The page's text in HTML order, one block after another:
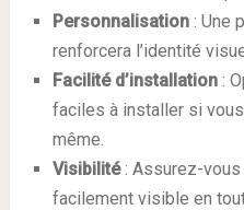
Personnalisation: Une
renforcera l’identité
Facilité d’installation:
faciles à installer si
même.
Visibilité: Assurez-vous
facilement visible en